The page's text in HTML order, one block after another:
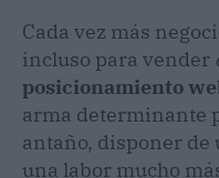
Cada vez más
incluso para vender
posicionamiento
arma determinante
antaño, disponer de
una labor mucho